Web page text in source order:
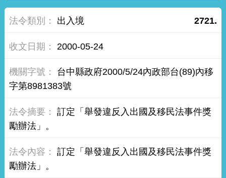
2721.
出入境
2000-05-24
台中縣政府2000/5/24內政部台(89)內移
字第8981383號
訂定「舉發違反入出國及移民法事件獎
勵辦法」。
訂定「舉發違反入出國及移民法事件獎
勵辦法」。